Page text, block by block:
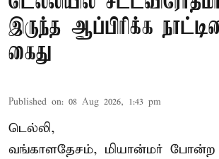
இருந்த ஆப்பிரிக்க
கைது
Published on: 08 Aug 2026, 1:43 pm
டெல்லி,
வங்காளதேசம், மியான்மர்